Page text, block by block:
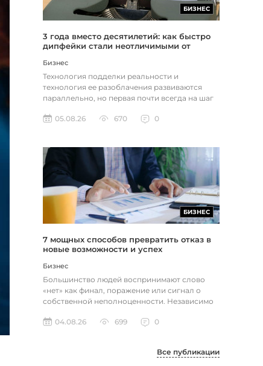
БИЗНЕС
3 года вместо десятилетий: как быстро
дипфейки стали неотличимыми от
Бизнес
Технология подделки реальности и
технология ее разоблачения развиваются
параллельно, но первая почти всегда на шаг
05.08.26
670 0
БИЗНЕС
7 мощных способов превратить отказ в
новые возможности и успех
Бизнес
Большинство людей воспринимают слово
«нет» как финал, поражение или сигнал о
собственной неполноценности. Независимо
04.08.26
699 0
Все публикации